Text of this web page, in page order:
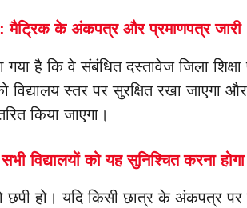
: मैट्रिक के अंकपत्र और प्रमाणपत्र जारी
गया है कि वे संबंधित दस्तावेज जिला शिक्षा
स्तर पर सुरक्षित रखा जाएगा
किया जाएगा।
विद्यालयों को यह सुनिश्चित करना
हो। यदि किसी छात्र के अंकपत्र पर